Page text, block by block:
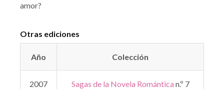
amor?
Otras ediciones
Año Colección
2007 Sagas de la Novela Romántica n.º 7